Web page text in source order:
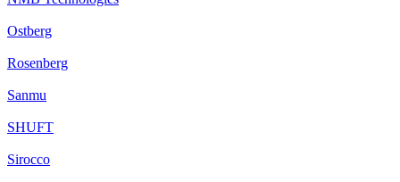
Ostberg
Rosenberg
Sanmu
SHUFT
Sirocco